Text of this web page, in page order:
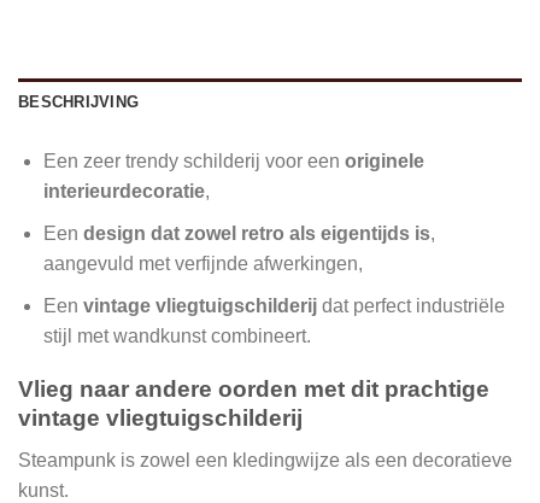
BESCHRIJVING
Een zeer trendy schilderij voor een originele
interieurdecoratie,
Een design dat zowel retro als eigentijds is,
aangevuld met verfijnde afwerkingen,
Een vintage vliegtuigschilderijdat perfect industriële
stijl met wandkunst combineert.
Vlieg naar andere oorden met dit prachtige
vintage vliegtuigschilderij
Steampunk is zowel een kledingwijze als een decoratieve
kunst.